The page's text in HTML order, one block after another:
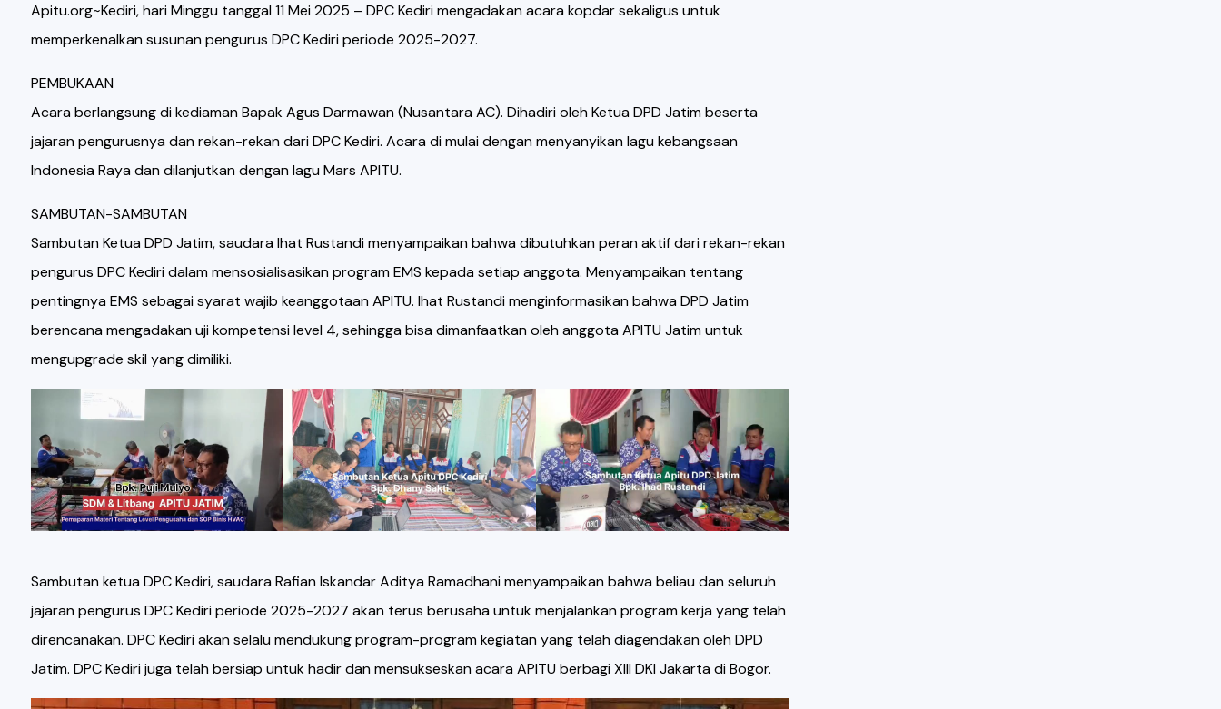
Apitu.org~Kediri, hari Minggu tanggal 11 Mei 2025 – DPC Kediri mengadakan acara kopdar sekaligus untuk
memperkenalkan susunan pengurus DPC Kediri periode 2025-2027.
PEMBUKAAN
Acara berlangsung di kediaman Bapak Agus Darmawan (Nusantara AC). Dihadiri oleh Ketua DPD Jatim beserta
jajaran pengurusnya dan rekan-rekan dari DPC Kediri. Acara di mulai dengan menyanyikan lagu kebangsaan
Indonesia Raya dan dilanjutkan dengan lagu Mars APITU.
SAMBUTAN-SAMBUTAN
Sambutan Ketua DPD Jatim, saudara Ihat Rustandi menyampaikan bahwa dibutuhkan peran aktif dari rekan-rekan
pengurus DPC Kediri dalam mensosialisasikan program EMS kepada setiap anggota. Menyampaikan tentang
pentingnya EMS sebagai syarat wajib keanggotaan APITU. Ihat Rustandi menginformasikan bahwa DPD Jatim
berencana mengadakan uji kompetensi level 4, sehingga bisa dimanfaatkan oleh anggota APITU Jatim untuk
mengupgrade skil yang dimiliki.
Sambutan ketua DPC Kediri, saudara Rafian Iskandar Aditya Ramadhani menyampaikan bahwa beliau dan seluruh
jajaran pengurus DPC Kediri periode 2025-2027 akan terus berusaha untuk menjalankan program kerja yang telah
direncanakan. DPC Kediri akan selalu mendukung program-program kegiatan yang telah diagendakan oleh DPD
Jatim. DPC Kediri juga telah bersiap untuk hadir dan mensukseskan acara APITU berbagi XIII DKI Jakarta di Bogor.